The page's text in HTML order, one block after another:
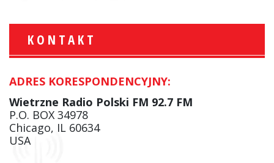
KONTAKT
ADRES KORESPONDENCYJNY:
Wietrzne Radio Polski FM 92.7 FM
P.O. BOX 34978
Chicago, IL 60634
USA